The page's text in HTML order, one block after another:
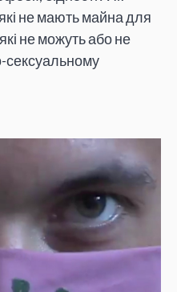
не мають майна для
не можуть або не
сексуальному